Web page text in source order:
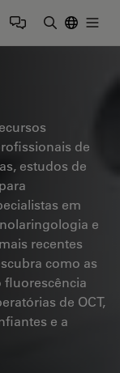
de
estudos de
em
e
recentes
como as
fluorescência
de OCT,
e a